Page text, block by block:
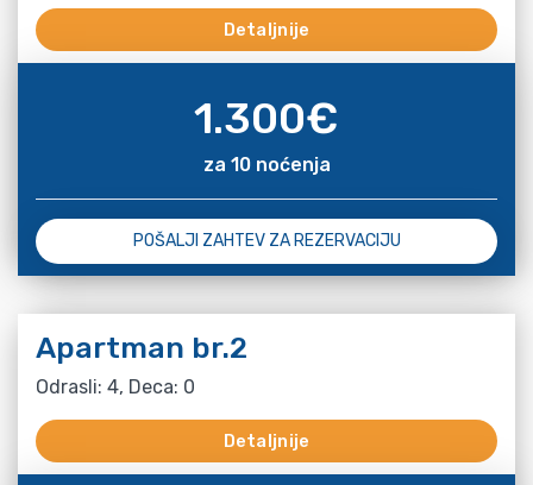
Detaljnije
1.300€
za 10 noćenja
POŠALJI ZAHTEV ZA REZERVACIJU
Apartman br.2
Odrasli: 4, Deca: 0
Detaljnije